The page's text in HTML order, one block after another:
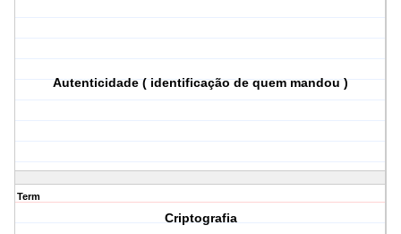
Autenticidade ( identificação de quem mandou )
Term
Criptografia